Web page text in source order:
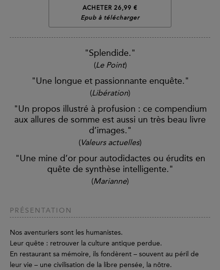
ACHETER 26,99 €
Epub à télécharger
"Splendide."
(Le Point)
"Une longue et passionnante enquête."
(Libération)
"Un propos illustré à profusion : ce compendium
aux allures de somme est aussi un très beau livre
d’images."
(Valeurs actuelles)
"Une mine d’or pour autodidactes ou érudits en
quête de synthèse intelligente."
(Marianne)
PRÉSENTATION
Nos aventuriers sont les humanistes.
Leur quête : retrouver la culture antique perdue.
En restaurant sa mémoire, ils fondèrent – souvent au péril de
leur vie – une civilisation de la libre pensée, la nôtre.